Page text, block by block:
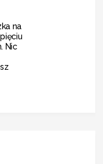
na
Nic